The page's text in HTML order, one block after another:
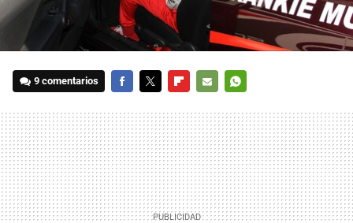
9 comentarios
MAIL